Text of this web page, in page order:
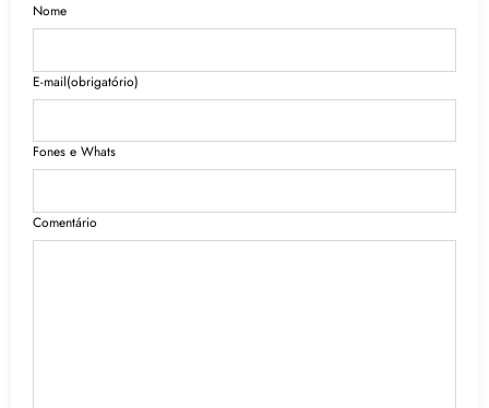
Nome
E-mail(obrigatório)
Fones e Whats
Comentário